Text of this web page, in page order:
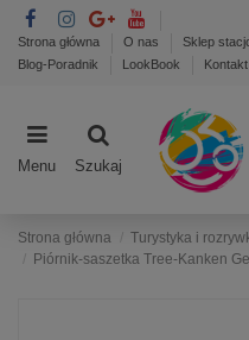
Strona główna O nas Sklep
Blog-Poradnik
LookBook Kontakt
Menu Szukaj
Strona główna Turystyka i
Piórnik-saszetka Tree-Kanken